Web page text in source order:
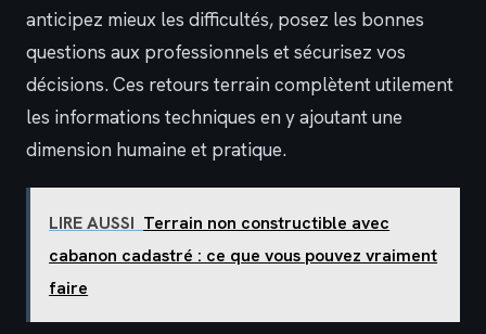
anticipez mieux les difficultés, posez les bonnes
questions aux professionnels et sécurisez vos
décisions. Ces retours terrain complètent utilement
les informations techniques en y ajoutant une
dimension humaine et pratique.
LIRE AUSSI Terrain non constructible avec
cabanon cadastré : ce que vous pouvez vraiment
faire